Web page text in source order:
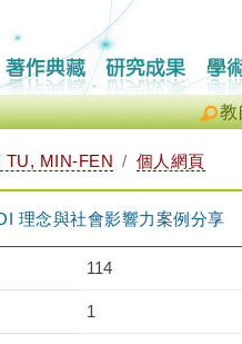
教
TU, MIN-FEN 個人網頁
理念與社會影響力案例分享
114
1